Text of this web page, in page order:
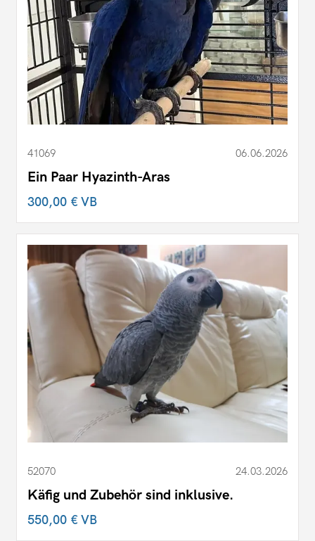
41069 06.06.2026
Ein Paar Hyazinth-Aras
300,00 €VB
52070 24.03.2026
Käfig und Zubehör sind inklusive.
550,00 €VB